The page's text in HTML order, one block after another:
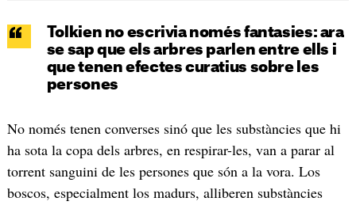
Tolkien no escrivia només fantasies: ara
se sap que els arbres parlen entre ells i
que tenen efectes curatius sobre les
persones
No només tenen converses sinó que les substàncies que hi
ha sota la copa dels arbres, en respirar-les, van a parar al
torrent sanguini de les persones que són a la vora. Los
boscos, especialment los madurs, alliberen substàncies